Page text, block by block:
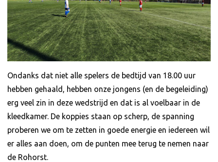
Ondanks dat niet alle spelers de bedtijd van 18.00 uur
hebben gehaald, hebben onze jongens (en de begeleiding)
erg veel zin in deze wedstrijd en dat is al voelbaar in de
kleedkamer. De koppies staan op scherp, de spanning
proberen we om te zetten in goede energie en iedereen wil
er alles aan doen, om de punten mee terug te nemen naar
de Rohorst.